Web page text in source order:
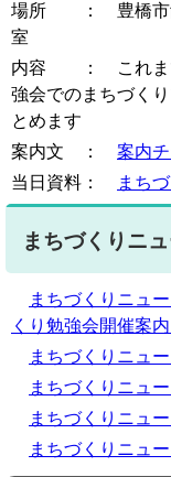
場所 ： 豊橋市
室
内容 ： これま
強会でのまちづく
とめます
案内文 ： 案内
当日資料：
まち
まちづくりニ
まちづくりニュ
くり勉強会開催案
まちづくりニュ
まちづくりニュ
まちづくりニュ
まちづくりニュ